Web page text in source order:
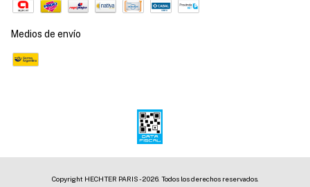
Medios de envío
Copyright HECHTER PARIS - 2026. Todos los derechos reservados.